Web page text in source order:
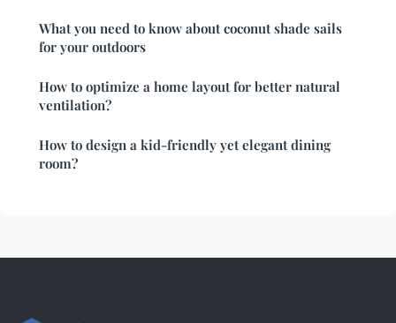
What you need to know about coconut shade sails
for your outdoors
How to optimize a home layout for better natural
ventilation?
How to design a kid-friendly yet elegant dining
room?